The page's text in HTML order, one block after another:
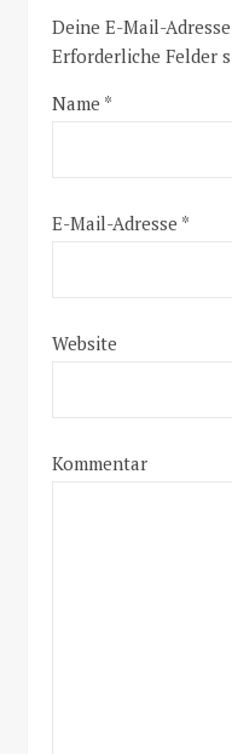
Deine E-Mail-
Erforderliche Felder
Name *
E-Mail-Adresse *
Website
Kommentar